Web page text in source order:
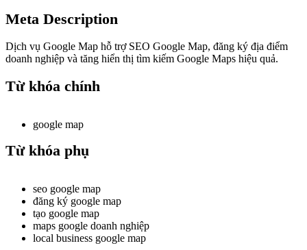
Meta Description
Dịch vụ Google Map hỗ trợ SEO Google Map, đăng ký địa điểm
doanh nghiệp và tăng hiển thị tìm kiếm Google Maps hiệu quả.
Từ khóa chính
google map
Từ khóa phụ
seo google map
đăng ký google map
tạo google map
maps google doanh nghiệp
local business google map